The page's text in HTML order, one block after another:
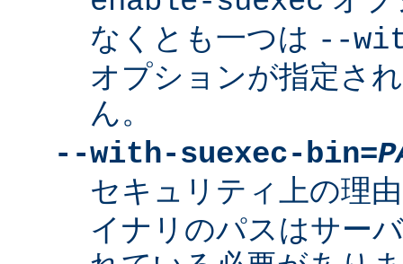
なくとも一つは --
オプションが指定さ
ん。
--with-suexec-bin=
セキュリティ上の理
イナリのパスはサー